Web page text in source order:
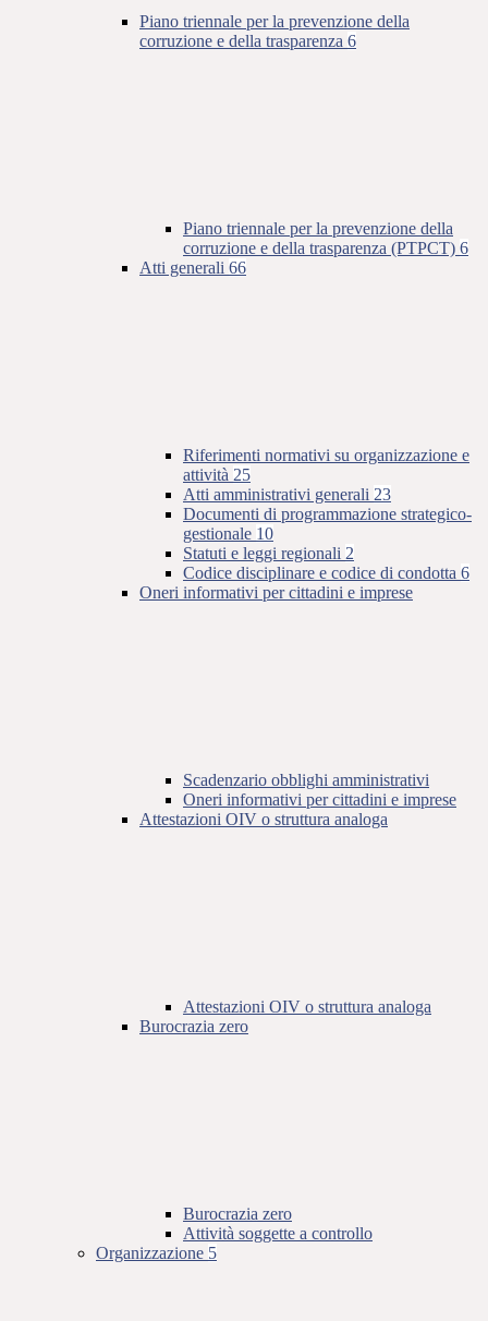
Piano triennale per la prevenzione della
corruzione e della trasparenza 6
Piano triennale per la prevenzione della
corruzione e della trasparenza (PTPCT) 6
Atti generali 66
Riferimenti normativi su organizzazione e
attività 25
Atti amministrativi generali 23
Documenti di programmazione strategico-
gestionale 10
Statuti e leggi regionali 2
Codice disciplinare e codice di condotta 6
Oneri informativi per cittadini e imprese
Scadenzario obblighi amministrativi
Oneri informativi per cittadini e imprese
Attestazioni OIV o struttura analoga
Attestazioni OIV o struttura analoga
Burocrazia zero
Burocrazia zero
Attività soggette a controllo
Organizzazione 5